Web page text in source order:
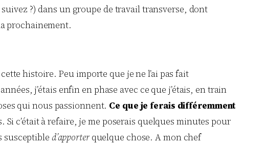
?) dans un groupe de travail transverse, dont
prochainement.
histoire. Peu importe que je ne l’ai pas fait
j’étais enfin en phase avec ce que j’étais, en train
qui nous passionnent. Ce que je ferais différemment
c’était à refaire, je me poserais quelques minutes pour
susceptible d’apporterquelque chose. A mon chef